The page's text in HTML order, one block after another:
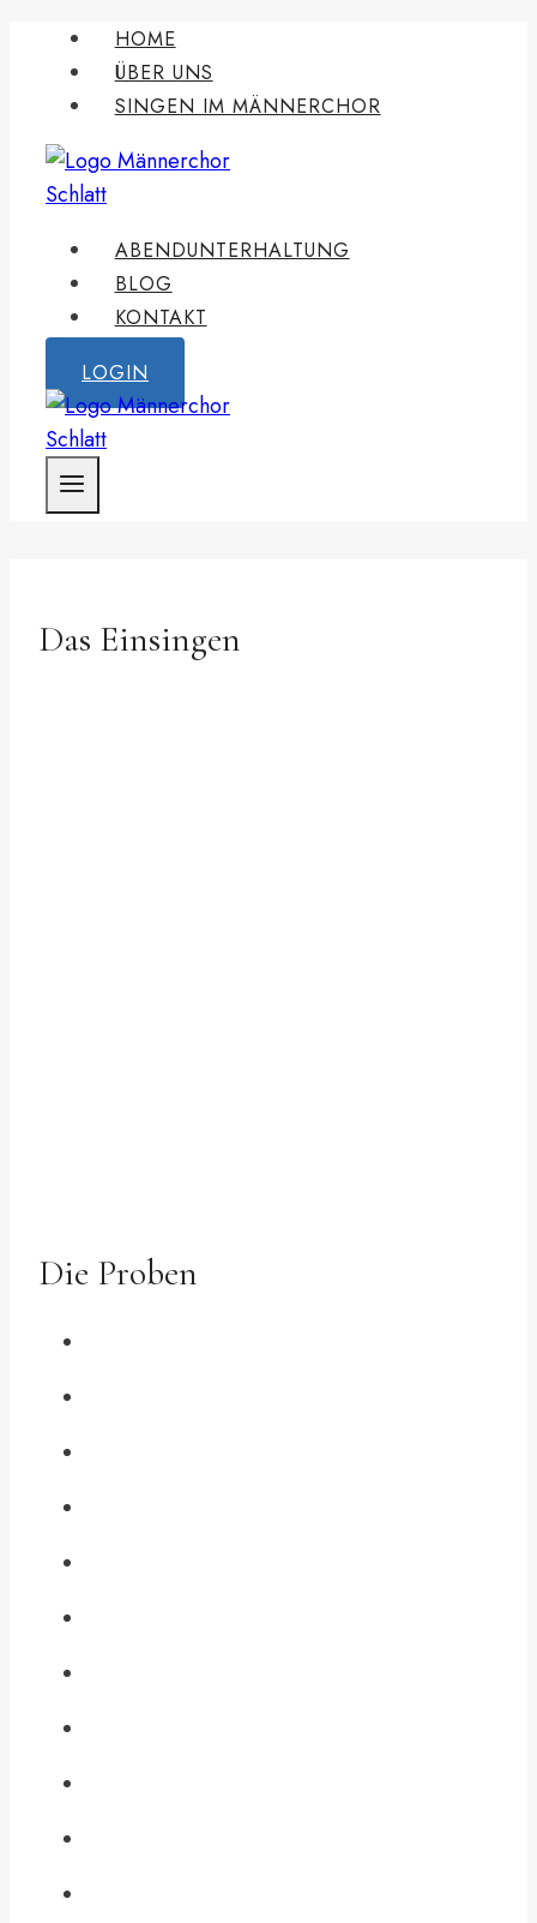
springen
HOME
ÜBER UNS
SINGEN IM MÄNNERCHOR
ABENDUNTERHALTUNG
BLOG
KONTAKT
LOGIN
Das Einsingen
Die Proben